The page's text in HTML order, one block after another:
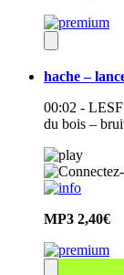
hache –
00:02 - LESF
du bois –
MP3 2,40€